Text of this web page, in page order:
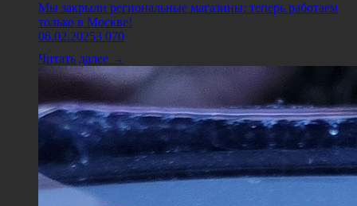
Мы закрыли региональные магазины: теперь работаем
только в Москве!
06.02.20253 070
Читать далее →